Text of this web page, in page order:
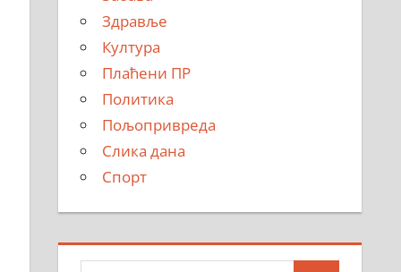
Здравље
Култура
Плаћени ПР
Политика
Пољопривреда
Слика дана
Спорт